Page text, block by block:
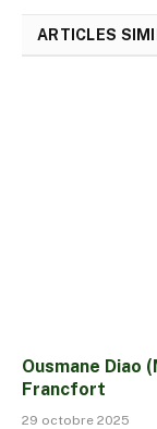
ARTICLES
Ousmane Diao
Francfort
29 octobre 2025